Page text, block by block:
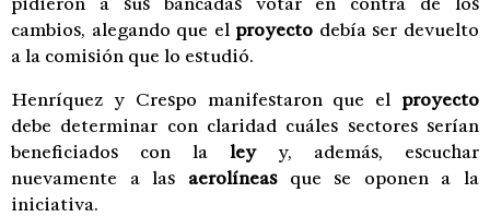
cambios, alegando que elproyecto debía ser devuelto
a la comisión que lo estudió.
Henríquez y Crespo manifestaron que el proyecto
debe determinar con claridad cuáles sectores serían
beneficiados con la leyy, además, escuchar
nuevamente a las aerolíneasque se oponen a la
iniciativa.